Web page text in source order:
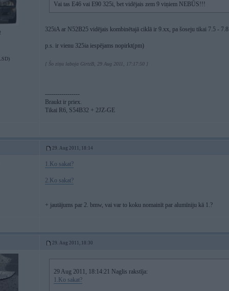
Vai tas E46 vai E90 325i, bet vidējais zem 9 viņiem NEBŪS!!!
325iA ar N52B25 vidējais kombinētajā ciklā ir 9.xx, pa šoseju tikai 7.5 - 7.8
p.s. ir vienu 325ia iespējams nopirkt(pm)
[ Šo ziņu laboja GirtzB, 29 Aug 2011, 17:17:50 ]
-----------------
Braukt ir priex.
Tikai R6, S54B32 + 2JZ-GE
29. Aug 2011, 18:14
1.Ko sakat?
2.Ko sakat?
+ jautājums par 2. bmw, vai var to koku nomainīt par alumīniju kā 1.?
29. Aug 2011, 18:30
29 Aug 2011, 18:14:21 Naglis rakstīja:
1.Ko sakat?